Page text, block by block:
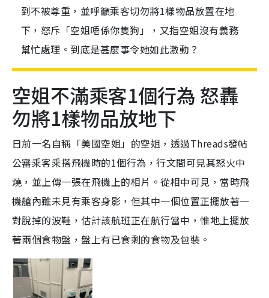
到不被尊重，並呼籲乘客切勿將1樣物品放置在地
下，怒斥「空姐唔係你隻狗」，又指空姐沒有義務
幫忙處理。到底是甚麼事令她如此激動？
空姐不滿乘客1個行為 怒轟
勿將1樣物品放地下
日前一名自稱「美國空姐」的空姐，透過Threads發帖
公審乘客乘搭飛機時的1個行為，行文間可見其怒火中
燒，並上傳一張在飛機上的相片。從相中可見，當時飛
機艙內雖未見有乘客身影，但其中一個位置正擺放著一
對脫掉的波鞋，估計該航班正在航行當中，惟地上擺放
著兩個食物盤，盤上有已食剩的食物及包裝。